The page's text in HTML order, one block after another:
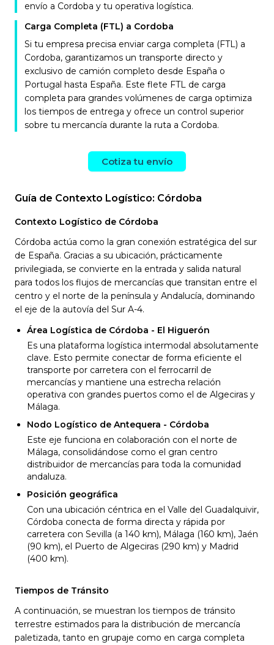
envío a Cordoba y tu operativa logística.
Carga Completa (FTL) a Cordoba
Si tu empresa precisa enviar carga completa (FTL) a
Cordoba, garantizamos un transporte directo y
exclusivo de camión completo desde España o
Portugal hasta España. Este flete FTL de carga
completa para grandes volúmenes de carga optimiza
los tiempos de entrega y ofrece un control superior
sobre tu mercancía durante la ruta a Cordoba.
Cotiza tu envío
Guía de Contexto Logístico: Córdoba
Contexto Logístico de Córdoba
Córdoba actúa como la gran conexión estratégica del sur
de España. Gracias a su ubicación, prácticamente
privilegiada, se convierte en la entrada y salida natural
para todos los flujos de mercancías que transitan entre el
centro y el norte de la península y Andalucía, dominando
el eje de la autovía del Sur A-4.
Área Logística de Córdoba - El Higuerón
Es una plataforma logística intermodal absolutamente
clave. Esto permite conectar de forma eficiente el
transporte por carretera con el ferrocarril de
mercancías y mantiene una estrecha relación
operativa con grandes puertos como el de Algeciras y
Málaga.
Nodo Logístico de Antequera - Córdoba
Este eje funciona en colaboración con el norte de
Málaga, consolidándose como el gran centro
distribuidor de mercancías para toda la comunidad
andaluza.
Posición geográfica
Con una ubicación céntrica en el Valle del Guadalquivir,
Córdoba conecta de forma directa y rápida por
carretera con Sevilla (a 140 km), Málaga (160 km), Jaén
(90 km), el Puerto de Algeciras (290 km) y Madrid
(400 km).
Tiempos de Tránsito
A continuación, se muestran los tiempos de tránsito
terrestre estimados para la distribución de mercancía
paletizada, tanto en grupaje como en carga completa